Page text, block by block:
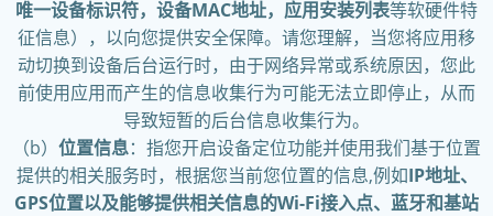
唯一设备标识符，设备MAC地址，应用安装列表等软硬件特
征信息），以向您提供安全保障。请您理解，当您将应用移
动切换到设备后台运行时，由于网络异常或系统原因，您此
前使用应用而产生的信息收集行为可能无法立即停止，从而
导致短暂的后台信息收集行为。
（b） 位置信息：指您开启设备定位功能并使用我们基于位置
提供的相关服务时，根据您当前您位置的信息,例如IP地址、
GPS位置以及能够提供相关信息的Wi-Fi接入点、蓝牙和基站